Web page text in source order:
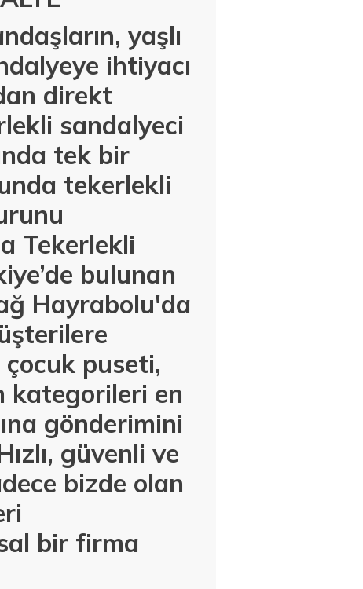
yaşlı
ihtiyacı
direkt
sandalyeci
tek bir
tekerlekli
Tekerlekli
bulunan
Hayrabolu'da
puseti,
kategorileri en
gönderimini
güvenli ve
bizde olan
bir firma